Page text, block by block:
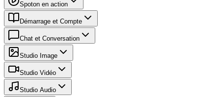
Spoton en action
Démarrage et Compte
Chat et Conversation
Studio Image
Studio Vidéo
Studio Audio